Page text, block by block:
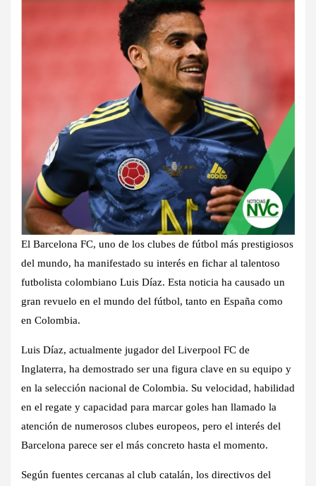
El Barcelona FC, uno de los clubes de fútbol más prestigiosos
del mundo, ha manifestado su interés en fichar al talentoso
futbolista colombiano Luis Díaz. Esta noticia ha causado un
gran revuelo en el mundo del fútbol, tanto en España como
en Colombia.
Luis Díaz, actualmente jugador del Liverpool FC de
Inglaterra, ha demostrado ser una figura clave en su equipo y
en la selección nacional de Colombia. Su velocidad, habilidad
en el regate y capacidad para marcar goles han llamado la
atención de numerosos clubes europeos, pero el interés del
Barcelona parece ser el más concreto hasta el momento.
Según fuentes cercanas al club catalán, los directivos del